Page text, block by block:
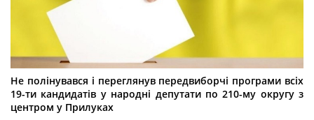
Не полінувався і переглянув передвиборчі програми всіх
19-ти кандидатів у народні депутати по 210-му округу з
центром у Прилуках